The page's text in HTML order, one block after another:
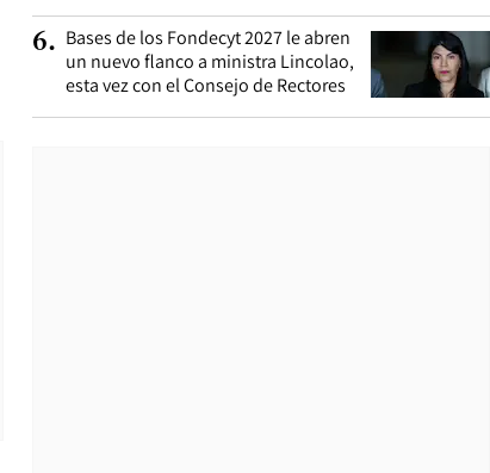
6. Bases de los Fondecyt 2027 le abren
un nuevo flanco a ministra Lincolao,
esta vez con el Consejo de Rectores